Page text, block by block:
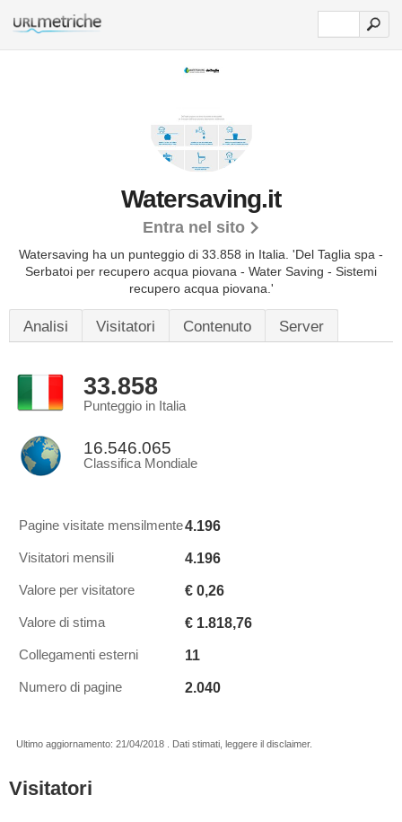
Watersaving.it
Entra nel sito
Watersaving ha un punteggio di 33.858 in Italia. 'Del Taglia spa -
Serbatoi per recupero acqua piovana - Water Saving - Sistemi
recupero acqua piovana.'
Analisi Visitatori Contenuto Server
33.858
Punteggio in Italia
16.546.065
Classifica Mondiale
Pagine visitate mensilmente4.196
Visitatori mensili 4.196
Valore per visitatore € 0,26
Valore di stima € 1.818,76
Collegamenti esterni 11
Numero di pagine 2.040
Ultimo aggiornamento: 21/04/2018 . Dati stimati, leggere il disclaimer.
Visitatori